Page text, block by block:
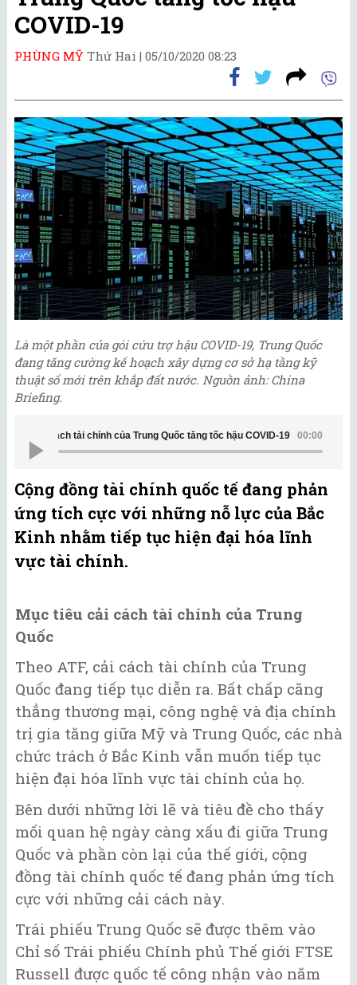
COVID-19
PHÙNG MỸ Thứ Hai | 05/10/2020 08:23
Là một phần của gói cứu trợ hậu COVID-19, Trung Quốc
đang tăng cường kế hoạch xây dựng cơ sở hạ tầng kỹ
thuật số mới trên khắp đất nước. Nguồn ảnh: China
Briefing.
00:00
Cải cách tài chính của Trung Quốc tăng tốc hậu COVID-19
Cộng đồng tài chính quốc tế đang phản
ứng tích cực với những nỗ lực của Bắc
Kinh nhằm tiếp tục hiện đại hóa lĩnh
vực tài chính.
Mục tiêu cải cách tài chính của Trung
Quốc
Theo ATF, cải cách tài chính của Trung
Quốc đang tiếp tục diễn ra. Bất chấp căng
thẳng thương mại, công nghệ và địa chính
trị gia tăng giữa Mỹ và Trung Quốc, các nhà
chức trách ở Bắc Kinh vẫn muốn tiếp tục
hiện đại hóa lĩnh vực tài chính của họ.
Bên dưới những lời lẽ và tiêu đề cho thấy
mối quan hệ ngày càng xấu đi giữa Trung
Quốc và phần còn lại của thế giới, cộng
đồng tài chính quốc tế đang phản ứng tích
cực với những cải cách này.
Trái phiếu Trung Quốc sẽ được thêm vào
Chỉ số Trái phiếu Chính phủ Thế giới FTSE
Russell được quốc tế công nhận vào năm